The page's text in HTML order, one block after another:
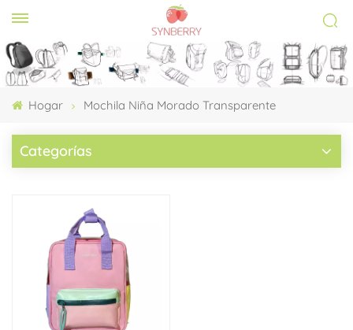
Hogar Mochila Niña Morado Transparente
Categorías